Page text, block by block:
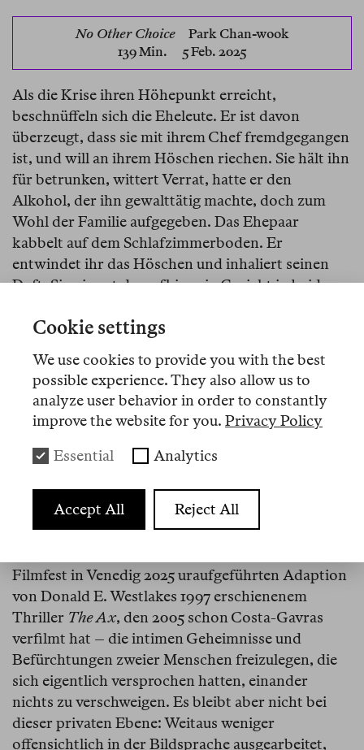
No Other Choice
Park Chan-wook
139 Min. 5 Feb. 2025
Als die Krise ihren Höhepunkt erreicht,
beschnüffeln sich die Eheleute. Er ist davon
überzeugt, dass sie mit ihrem Chef fremdgegangen
ist, und will an ihrem Höschen riechen. Sie hält ihn
für betrunken, wittert Verrat, hatte er den
Alkohol, der ihn gewalttätig machte, doch zum
Wohl der Familie aufgegeben. Das Ehepaar
kabbelt auf dem Schlafzimmerboden. Er
entwindet ihr das Höschen und inhaliert seinen
Duft. Sie nimmt daraufhin sein Gesicht in beide
lernt man in dieser Szene aus Park Chan-wooks
besondere Rolle. Denn er ist erbarmungslos. Man
kann ihn nicht schönreden und nur schlecht
übertünchen. Wie stark er soziale Unterschiede
markiert, wird mit Blick auf die Kunst Südkoreas
besonders klar.
Olfaktorische Grenzen
Park Chan-wook nutzt die Dimension des
Filmfest in Venedig 2025 uraufgeführten Adaption
von Donald E. Westlakes 1997 erschienenem
Thriller The Ax, den 2005 schon Costa-Gavras
verfilmt hat – die intimen Geheimnisse und
Befürchtungen zweier Menschen freizulegen, die
sich eigentlich versprochen hatten, einander
nichts zu verschweigen. Es bleibt aber nicht bei
dieser privaten Ebene: Weitaus weniger
offensichtlich in der Bildsprache ausgearbeitet,
Cookie settings
We use cookies to provide you with the best
possible experience. They also allow us to
analyze user behavior in order to constantly
improve the website for you. Privacy Policy
Essential Analytics
Accept All Reject All